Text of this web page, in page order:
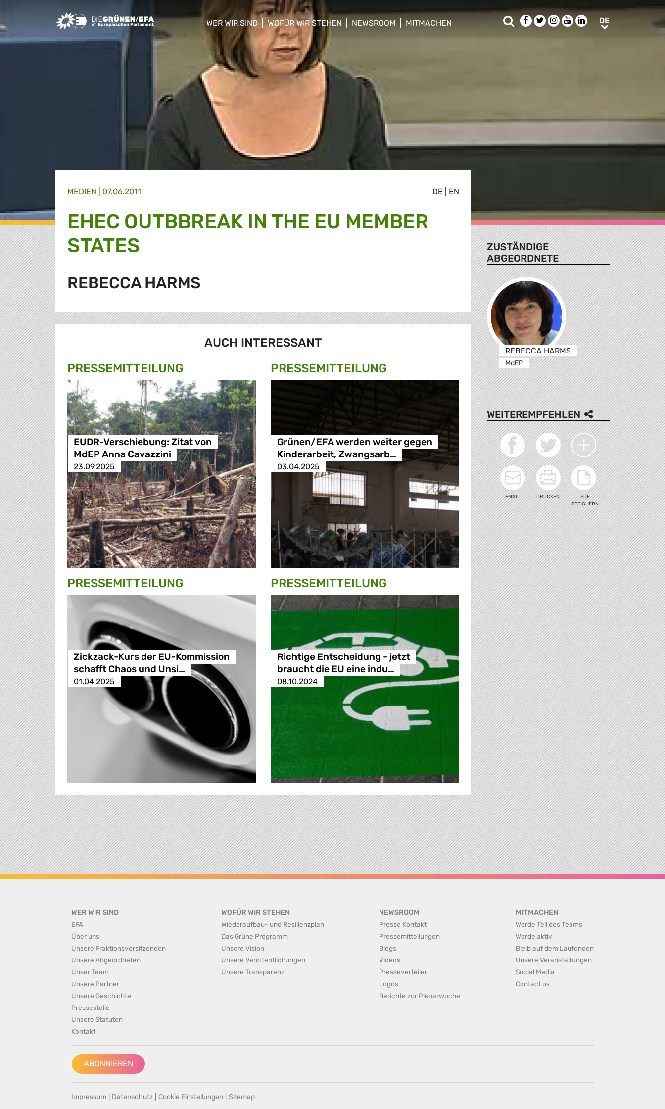
Greens/EFA Home
WER WIR SIND
show/hide sub menu
WOFÜR WIR STEHEN
show/hide sub menu
NEWSROOM
MITMACHEN
SucheFacebook
TwitterInstagram
YoutubeLinkedIn
DEDE
DE EN
MEDIEN 07.06.2011
EHEC OUTBBREAK IN THE EU MEMBER
STATES
REBECCA HARMS
AUCH INTERESSANT
PRESSE­MITTEILUNG
EUDR-Verschiebung: Zitat von
MdEP Anna Cavazzini
23.09.2025
PRESSE­MITTEILUNG
Grünen/EFA werden weiter gegen
Kinderarbeit, Zwangsarb…
03.04.2025
PRESSE­MITTEILUNG
Zickzack-Kurs der EU-Kommission
schafft Chaos und Unsi…
01.04.2025
PRESSE­MITTEILUNG
Richtige Entscheidung - jetzt
braucht die EU eine indu…
08.10.2024
ZUSTÄNDIGE
ABGEORDNETE
REBECCA HARMS
MdEP
WEITEREMPFEHLEN
EMAIL DRUCKEN
PDF
SPEICHERN
WER WIR SIND
EFA
Über uns
Unsere Fraktionsvorsitzenden
Unsere Abgeordneten
Unser Team
Unsere Partner
Unsere Geschichte
Pressestelle
Unsere Statuten
Kontakt
WOFÜR WIR STEHEN
Wiederaufbau- und Resilienzplan
Das Grüne Programm
Unsere Vision
Unsere Veröffentlichungen
Unsere Transparenz
NEWSROOM
Presse Kontakt
Pressemitteilungen
Blogs
Videos
Presseverteiler
Logos
Berichte zur Plenarwoche
MITMACHEN
Werde Teil des Teams
Werde aktiv
Bleib auf dem Laufenden
Unsere Veranstaltungen
Social Media
Contact us
ABONNIEREN
Impressum Datenschutz Cookie Einstellungen Sitemap